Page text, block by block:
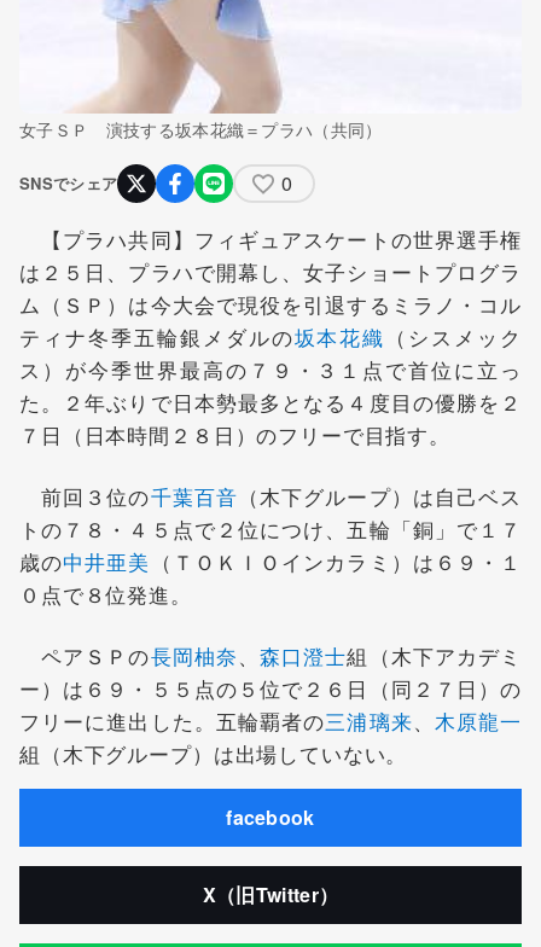
女子ＳＰ 演技する坂本花織＝プラハ（共同）
SNSでシェア 0
【プラハ共同】フィギュアスケートの世界選手権
は２５日、プラハで開幕し、女子ショートプログラ
ム（ＳＰ）は今大会で現役を引退するミラノ・コル
ティナ冬季五輪銀メダルの坂本花織 （シスメック
ス）が今季世界最高の７９・３１点で首位に立っ
た。２年ぶりで日本勢最多となる４度目の優勝を２
７日（日本時間２８日）のフリーで目指す。
前回３位の千葉百音 （木下グループ）は自己ベス
トの７８・４５点で２位につけ、五輪「銅」で１７
歳の中井亜美 （ＴＯＫＩＯインカラミ）は６９・１
０点で８位発進。
ペアＳＰの長岡柚奈、森口澄士組（木下アカデミ
ー）は６９・５５点の５位で２６日（同２７日）の
フリーに進出した。五輪覇者の三浦璃来、 木原龍一
組（木下グループ）は出場していない。
facebook
X（旧Twitter）